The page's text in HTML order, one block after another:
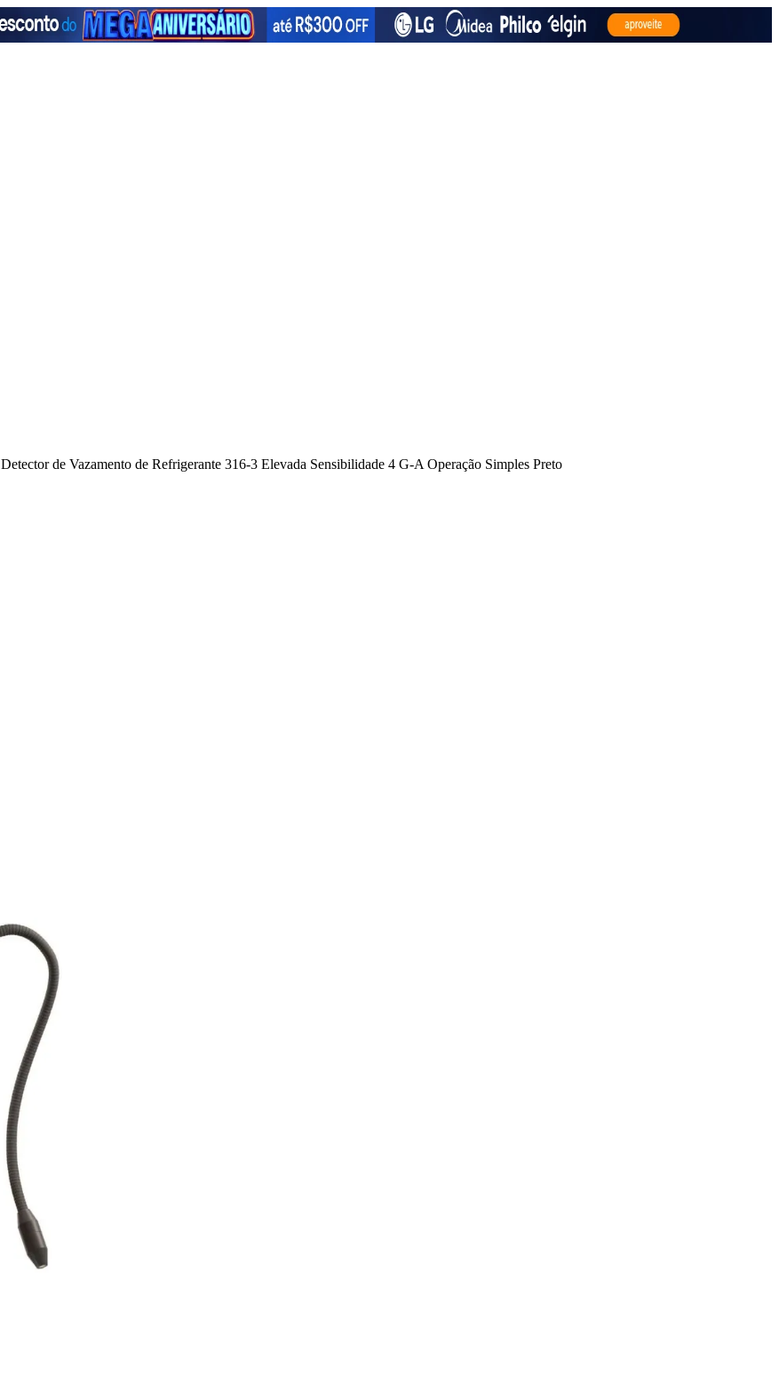
Detector de Vazamento de Refrigerante 316-3 Elevada Sensibilidade 4 G-A Operação Simples Preto